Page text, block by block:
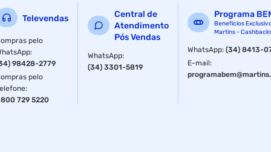
Modelo: NB368
Wi-Fi
Microfone embutido
Android 11
Televendas
pelo
:
98428-2779
pelo
:
729 5220
Central de
Atendimento
Pós Vendas
WhatsApp:
(34) 3301-5819
Programa
Benefícios
Martins -
WhatsApp:(34) 8413-
E-mail: